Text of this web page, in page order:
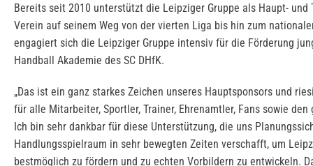
Bereits seit 2010 unterstützt die Leipziger Gruppe als Haupt- und
Verein auf seinem Weg von der vierten Liga bis hin zum
engagiert sich die Leipziger Gruppe intensiv für die Förderung
Handball Akademie des SC DHfK.
„Das ist ein ganz starkes Zeichen unseres Hauptsponsors und
für alle Mitarbeiter, Sportler, Trainer, Ehrenamtler, Fans sowie den
Ich bin sehr dankbar für diese Unterstützung, die uns
Handlungsspielraum in sehr bewegten Zeiten verschafft, um
bestmöglich zu fördern und zu echten Vorbildern zu entwickeln.